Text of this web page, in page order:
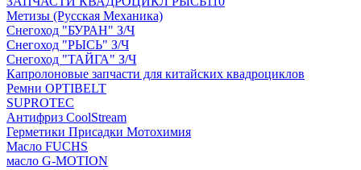
Метизы (Русская Механика)
Снегоход "БУРАН" З/Ч
Снегоход "РЫСЬ" З/Ч
Снегоход "ТАЙГА" З/Ч
Капролоновые запчасти для китайских квадроциклов
Ремни OPTIBELT
SUPROTEC
Антифриз CoolStream
Герметики Присадки Мотохимия
Масло FUCHS
масло G-MOTION